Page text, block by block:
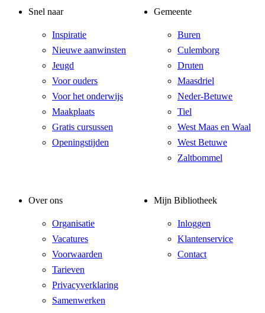
Snel naar
Inspiratie
Nieuwe aanwinsten
Jeugd
Voor ouders
Voor het onderwijs
Maakplaats
Gratis cursussen
Openingstijden
Gemeente
Buren
Culemborg
Druten
Maasdriel
Neder-Betuwe
Tiel
West Maas en Waal
West Betuwe
Zaltbommel
Over ons
Organisatie
Vacatures
Voorwaarden
Tarieven
Privacyverklaring
Samenwerken
Mijn Bibliotheek
Inloggen
Klantenservice
Contact